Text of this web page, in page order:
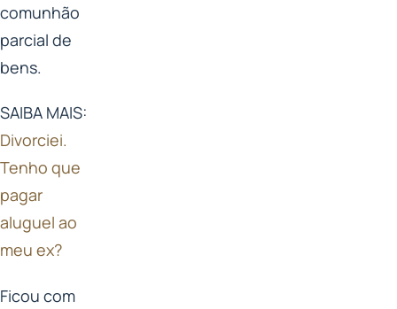
comunhão
parcial de
bens.
SAIBA MAIS:
Divorciei.
Tenho que
pagar
aluguel ao
meu ex?
Ficou com